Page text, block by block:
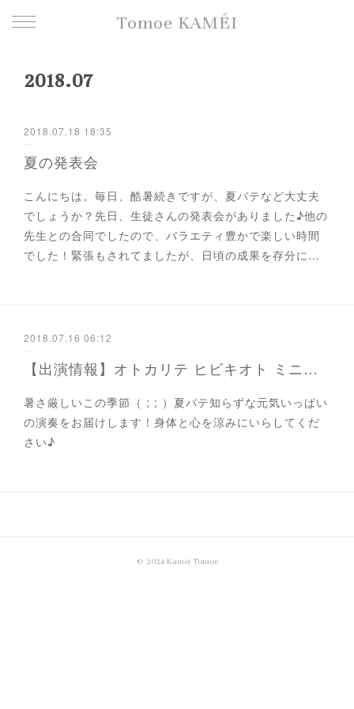
Tomoe KAMÉI
2018.07
2018.07.18 18:35
夏の発表会
こんにちは。毎日、酷暑続きですが、夏バテなど大丈夫
でしょうか？先日、生徒さんの発表会がありました♪他の
先生との合同でしたので、バラエティ豊かで楽しい時間
でした！緊張もされてましたが、日頃の成果を存分に…
2018.07.16 06:12
【出演情報】オトカリテ ヒビキオト ミニライブ
暑さ厳しいこの季節（ ; ; ）夏バテ知らずな元気いっぱい
の演奏をお届けします！身体と心を涼みにいらしてくだ
さい♪
© 2024 Kamei Tomoe